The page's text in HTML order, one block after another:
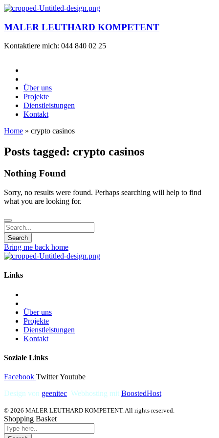
MALER LEUTHARD KOMPETENT
Kontaktiere mich: 044 840 02 25
Über uns
Projekte
Dienstleistungen
Kontakt
Home » crypto casinos
Posts tagged: crypto casinos
Nothing Found
Sorry, no results were found. Perhaps searching will help to find
what you are looking for.
Bring me back home
Links
Über uns
Projekte
Dienstleistungen
Kontakt
Soziale Links
Facebook TwitterYoutube
Design von geenitec Webhosting mit BoostedHost
© 2026 MALER LEUTHARD KOMPETENT. All rights reserved.
Shopping Basket